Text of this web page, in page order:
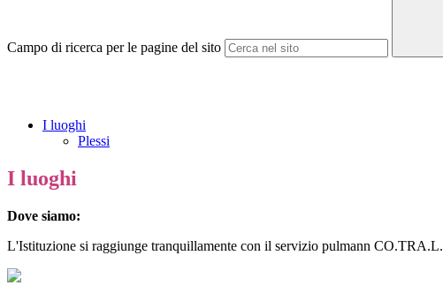
Campo di ricerca per le pagine del sito
I luoghi
Plessi
I luoghi
Dove siamo:
L'Istituzione si raggiunge tranquillamente con il servizio pulmann CO.TRA.L.